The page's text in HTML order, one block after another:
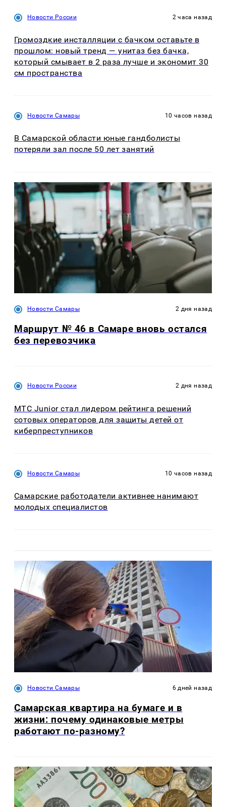
Новости России 2 часа назад
Громоздкие инсталляции с бачком оставьте в
прошлом: новый тренд — унитаз без бачка,
который смывает в 2 раза лучше и экономит 30
см пространства
Новости Самары 10 часов назад
В Самарской области юные гандболисты
потеряли зал после 50 лет занятий
Новости Самары 2 дня назад
Маршрут № 46 в Самаре вновь остался
без перевозчика
Новости России 2 дня назад
МТС Junior стал лидером рейтинга решений
сотовых операторов для защиты детей от
киберпреступников
Новости Самары 10 часов назад
Самарские работодатели активнее нанимают
молодых специалистов
Новости Самары 6 дней назад
Самарская квартира на бумаге и в
жизни: почему одинаковые метры
работают по-разному?